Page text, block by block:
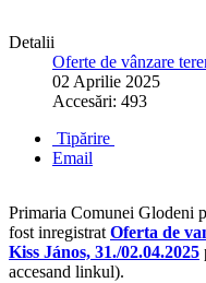
Detalii
Oferte de vânzare
02 Aprilie 2025
Accesări: 493
Tipărire
Email
Primaria Comunei Glodeni
fost inregistrat Oferta de
Kiss János, 31./02.04.2025
accesand linkul).